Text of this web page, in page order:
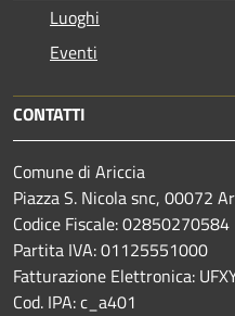
Luoghi
Eventi
CONTATTI
Comune di Ariccia
Piazza S. Nicola snc, 00072
Codice Fiscale: 02850270584
Partita IVA: 01125551000
Fatturazione Elettronica:
Cod. IPA: c_a401